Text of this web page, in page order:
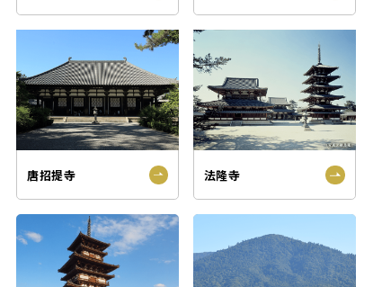
おすすめ奈良のめぐり方
ご案内
唐招提寺 法隆寺